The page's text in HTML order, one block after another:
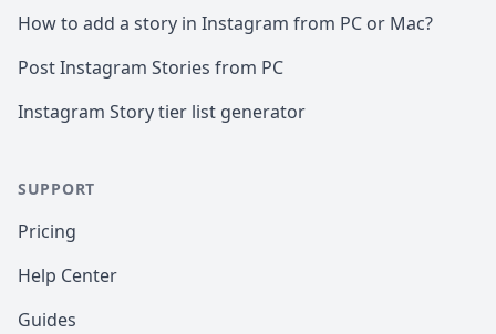
How to add a story in Instagram from PC or Mac?
Post Instagram Stories from PC
Instagram Story tier list generator
SUPPORT
Pricing
Help Center
Guides